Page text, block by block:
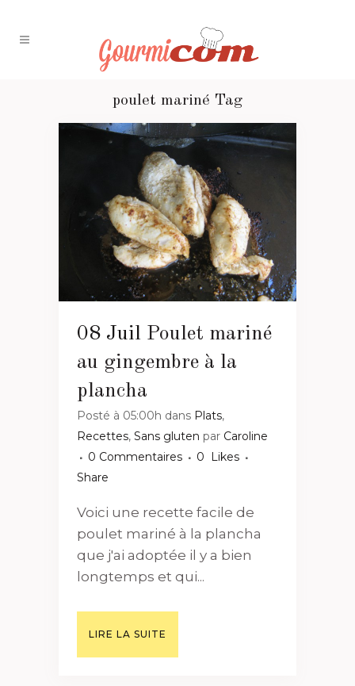
poulet mariné Tag
08 Juil Poulet mariné
au gingembre à la
plancha
Posté à 05:00h dans Plats,
Recettes, Sans gluten par Caroline
0 Commentaires
0
Likes
Share
Voici une recette facile de
poulet mariné à la plancha
que j'ai adoptée il y a bien
longtemps et qui...
LIRE LA SUITE